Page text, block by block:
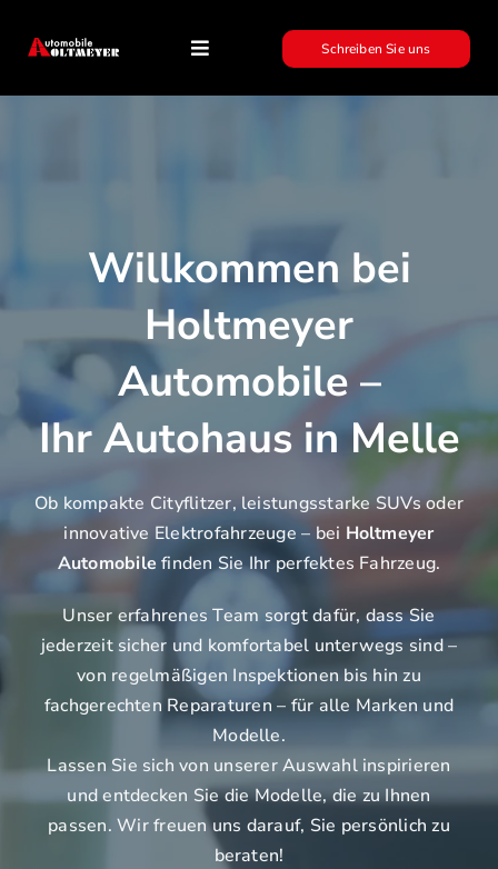
Toggle
05422 3030
Schreiben Sie uns per WhatsApp
Schreiben Sie uns
Willkommen bei
Holtmeyer
Automobile –
Ihr Autohaus in Melle
Ob kompakte Cityflitzer, leistungsstarke SUVs oder
innovative Elektrofahrzeuge – bei Holtmeyer
Automobilefinden Sie Ihr perfektes Fahrzeug.
Unser erfahrenes Team sorgt dafür, dass Sie
jederzeit sicher und komfortabel unterwegs sind –
von regelmäßigen Inspektionen bis hin zu
fachgerechten Reparaturen – für alle Marken und
Modelle.
Lassen Sie sich von unserer Auswahl inspirieren
und entdecken Sie die Modelle, die zu Ihnen
passen. Wir freuen uns darauf, Sie persönlich zu
beraten!